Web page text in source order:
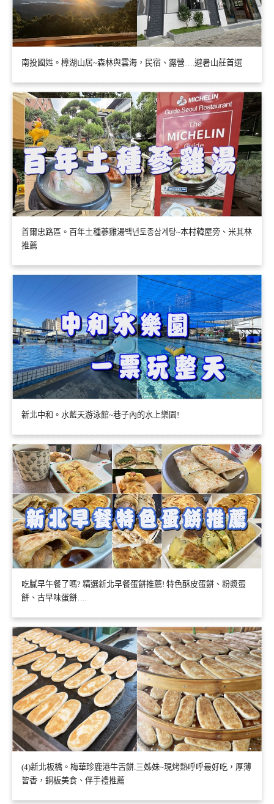
南投國姓。樟湖山居~森林與雲海，民宿、露營….避暑山莊首選
首爾忠路區。百年土種蔘雞湯백년토종삼계탕~本村韓屋旁、米其林
推薦
新北中和。水藍天游泳館~巷子內的水上樂園!
吃膩早午餐了嗎? 精選新北早餐蛋餅推薦! 特色酥皮蛋餅、粉漿蛋
餅、古早味蛋餅….
(4)新北板橋。梅華珍鹿港牛舌餅.三姊妹~現烤熱呼呼最好吃，厚薄
皆香，銅板美食、伴手禮推薦